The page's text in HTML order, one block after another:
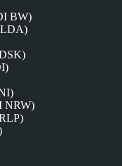
BW)
NRW)